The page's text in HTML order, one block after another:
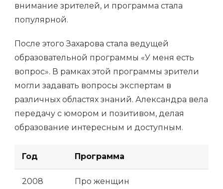
внимание зрителей, и программа стала
популярной.
После этого Захарова стала ведущей
образовательной программы «У меня есть
вопрос». В рамках этой программы зрители
могли задавать вопросы экспертам в
различных областях знаний. Александра вела
передачу с юмором и позитивом, делая
образование интересным и доступным.
Год Программа
2008 Про женщин